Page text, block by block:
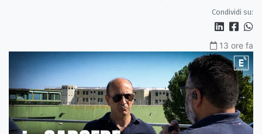
Condividi su:
13 ore fa